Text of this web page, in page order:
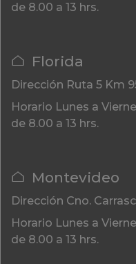
de 8.00 a 13 hrs.
Florida
Dirección Ruta 5 Km
Horario Lunes a
de 8.00 a 13 hrs.
Montevideo
Dirección Cno.
Horario Lunes a
de 8.00 a 13 hrs.